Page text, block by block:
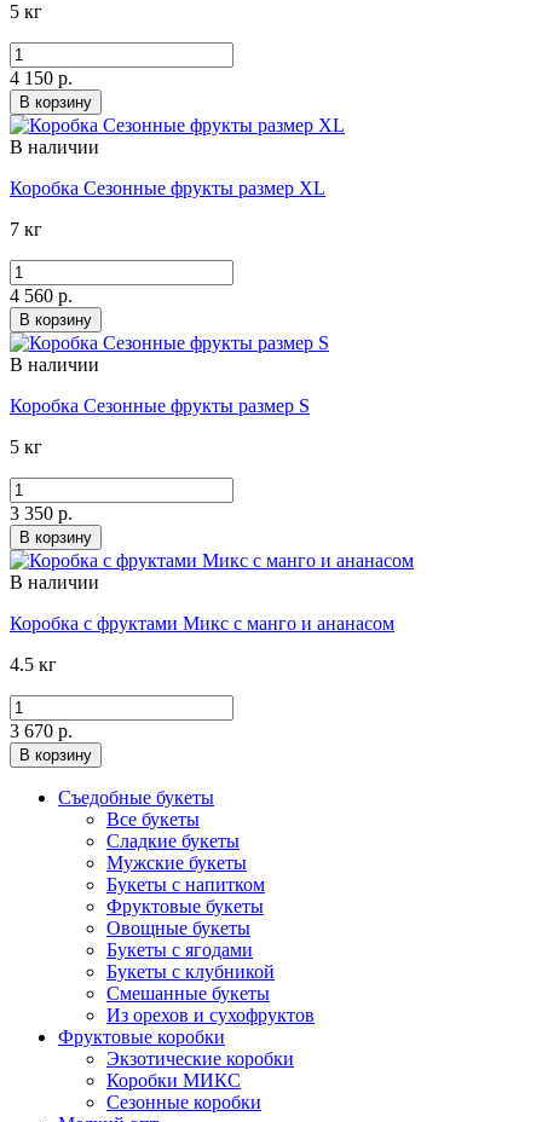
5 кг
4 150 р.
В корзину
В наличии
Коробка Сезонные фрукты размер XL
7 кг
4 560 р.
В корзину
В наличии
Коробка Сезонные фрукты размер S
5 кг
3 350 р.
В корзину
В наличии
Коробка с фруктами Микс с манго и ананасом
4.5 кг
3 670 р.
В корзину
Съедобные букеты
Все букеты
Сладкие букеты
Мужские букеты
Букеты с напитком
Фруктовые букеты
Овощные букеты
Букеты с ягодами
Букеты с клубникой
Смешанные букеты
Из орехов и сухофруктов
Фруктовые коробки
Экзотические коробки
Коробки МИКС
Сезонные коробки